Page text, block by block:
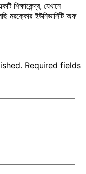
শিক্ষাকেন্দ্র, যেখানে
মরক্কোর ইউনিভার্সিটি অফ
Required fields